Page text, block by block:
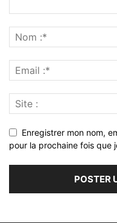
Enregistrer mon nom,
pour la prochaine fois que